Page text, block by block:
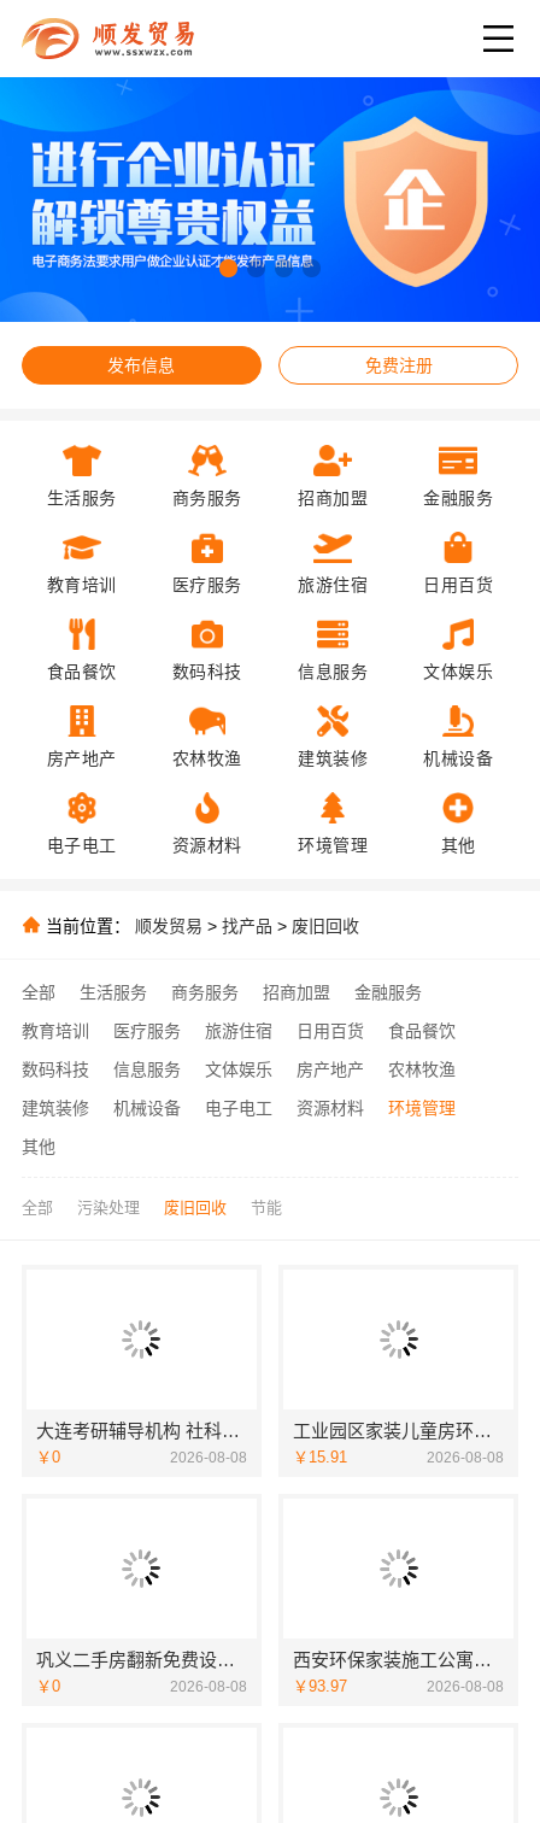
发布信息 免费注册
生活服务 商务服务 招商加盟 金融服务
教育培训 医疗服务 旅游住宿 日用百货
食品餐饮 数码科技 信息服务 文体娱乐
房产地产 农林牧渔 建筑装修 机械设备
电子电工 资源材料 环境管理 其他
当前位置： 顺发贸易 > 找产品 > 废旧回收
全部 生活服务 商务服务 招商加盟
金融服务
教育培训
医疗服务 旅游住宿 日用百货
食品餐饮
数码科技
信息服务 文体娱乐 房产地产
农林牧渔
建筑装修
机械设备 电子电工 资源材料
环境管理
其他
全部 污染处理 废旧回收 节能
大连考研辅导机构 社科赛斯考研五位一体循环教学
￥0 2026-08-08
工业园区家装儿童房环保苏州兔哥哥智装
￥15.91 2026-08-08
巩义二手房翻新免费设计，河南璟臻环保建材有限公司专业规划
￥0 2026-08-08
西安环保家装施工公寓自有施工队-居安天成（西安）建筑工程有限责任公司
￥93.97 2026-08-08